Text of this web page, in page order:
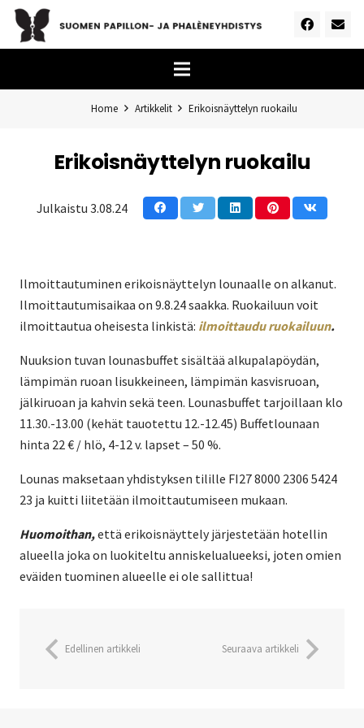
Home Artikkelit Erikoisnäyttelyn ruokailu
Erikoisnäyttelyn ruokailu
Julkaistu 3.08.24
Ilmoittautuminen erikoisnäyttelyn lounaalle on alkanut.
Ilmoittautumisaikaa on 9.8.24 saakka. Ruokailuun voit
ilmoittautua oheisesta linkistä: ilmoittaudu ruokailuun.
Nuuksion tuvan lounasbuffet sisältää alkupalapöydän,
lämpimän ruoan lisukkeineen, lämpimän kasvisruoan,
jälkiruoan ja kahvin sekä teen. Lounasbuffet tarjoillaan klo
11.30.-13.00 (kehät tauotettu 12.-12.45) Buffetlounaan
hinta 22 € / hlö, 4-12 v. lapset – 50 %.
Lounas maksetaan yhdistyksen tilille FI27 8000 2306 5424
23 ja kuitti liitetään ilmoittautumiseen mukaan.
Huomoithan,että erikoisnäyttely järjestetään hotellin
alueella joka on luokiteltu anniskelualueeksi, joten omien
eväiden tuominen alueelle ei ole sallittua!
Edellinen artikkeli Seuraava artikkeli